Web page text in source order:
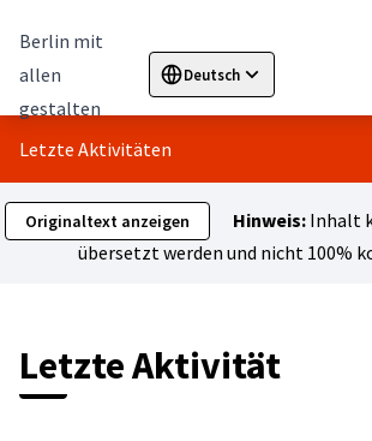
Berlin mit
allen
gestalten
Deutsch
Sprache wählen Choose
Letzte Aktivitäten
Originaltext anzeigen Hinweis:Inhalt
übersetzt werden und nicht 100%
Letzte Aktivität